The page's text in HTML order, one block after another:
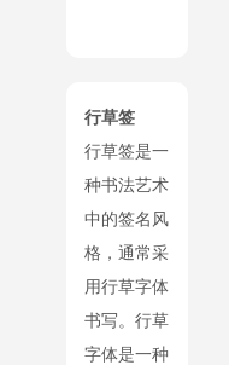
行草签
行草签是一
种书法艺术
中的签名风
格，通常采
用行草字体
书写。行草
字体是一种